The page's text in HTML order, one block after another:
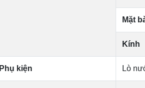
Mặt
Kính
Phụ kiện Lò